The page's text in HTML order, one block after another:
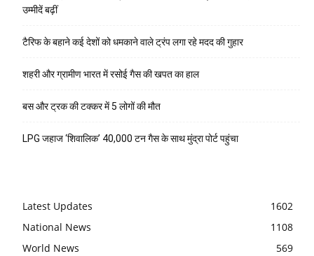
उम्मीदें बढ़ीं
टैरिफ के बहाने कई देशों को धमकाने वाले ट्रंप लगा रहे मदद की गुहार
शहरी और ग्रामीण भारत में रसोई गैस की खपत का हाल
बस और ट्रक की टक्कर में 5 लोगों की मौत
LPG जहाज ‘शिवालिक’ 40,000 टन गैस के साथ मुंद्रा पोर्ट पहुंचा
Latest Updates
1602
National News
1108
World News
569